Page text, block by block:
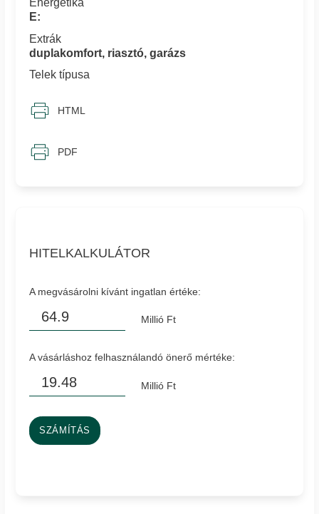
HITELKALKULÁTOR
A megvásárolni kívánt ingatlan értéke:
Millió Ft
A vásárláshoz felhasználandó önerő mértéke:
Millió Ft
SZÁMÍTÁS
Energetika
E:
Extrák
duplakomfort, riasztó, garázs
Telek típusa
HTML
PDF